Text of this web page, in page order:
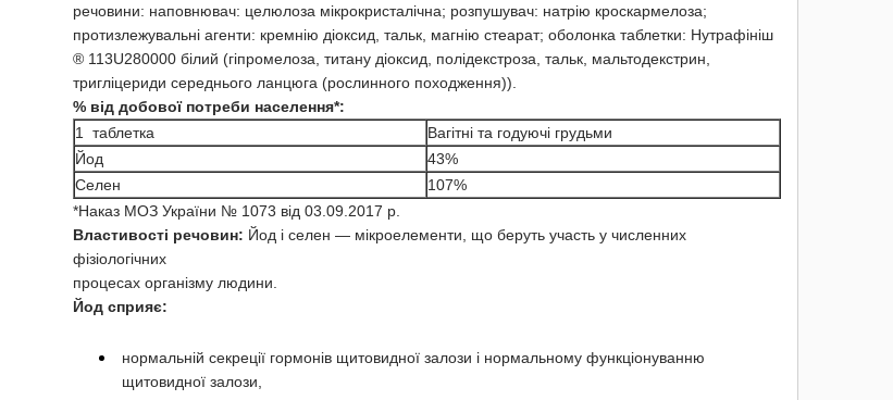
речовини: наповнювач: целюлоза мікрокристалічна; розпушувач: натрію кроскармелоза;
протизлежувальні агенти: кремнію діоксид, тальк, магнію стеарат; оболонка таблетки: Нутрафініш
® 113U280000 білий (гіпромелоза, титану діоксид, полідекстроза, тальк, мальтодекстрин,
тригліцериди середнього ланцюга (рослинного походження)).
% від добової потреби населення*:
1 таблетка
Вагітні та годуючі грудьми
Йод
43%
Селен
107%
*Наказ МОЗ України № 1073 від 03.09.2017 р.
Властивості речовин: Йод і селен — мікроелементи, що беруть участь у численних
фізіологічних
процесах організму людини.
Йод сприяє:
нормальній секреції гормонів щитовидної залози і нормальному функціонуванню
щитовидної залози,